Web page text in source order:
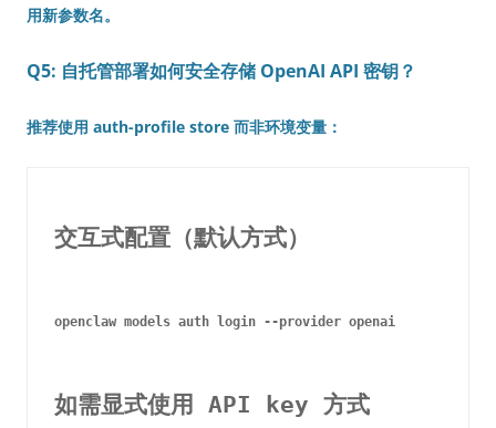
用新参数名。
Q5: 自托管部署如何安全存储 OpenAI API 密钥？
推荐使用 auth-profile store 而非环境变量：
交互式配置（默认方式）
openclaw models auth login --provider openai
如需显式使用 API key 方式